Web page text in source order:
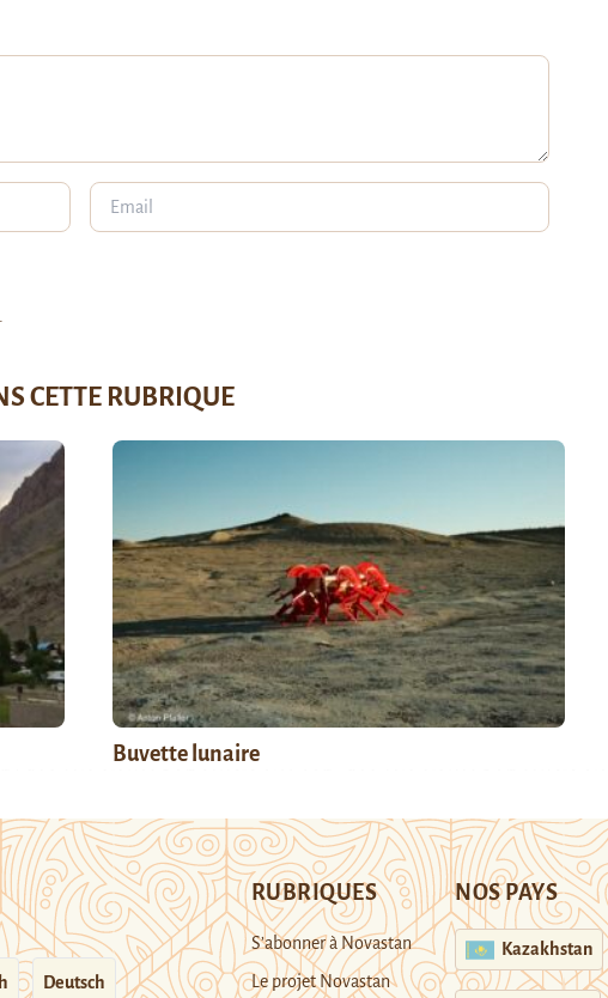
CETTE RUBRIQUE
Buvette lunaire
Deutsch
RUBRIQUES
S’abonner à Novastan
Le projet Novastan
NOS PAYS
Kazakhstan